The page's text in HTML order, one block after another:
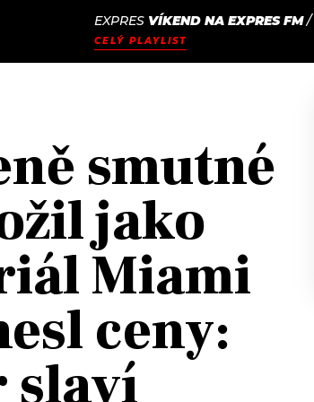
SEZNAM.CZ
EXPRES VÍKEND NA EXPRES FM/
CELÝ PLAYLIST
smutné
jako
Miami
ceny:
slaví